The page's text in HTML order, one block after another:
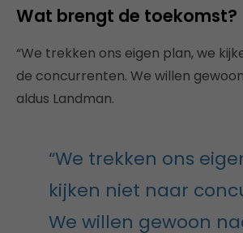
Wat brengt de toekomst?
“We trekken ons eigen plan, we
de concurrenten. We willen
aldus Landman.
“We trekken ons
kijken niet naar
We willen gewoon